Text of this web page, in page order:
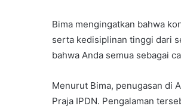
Bima mengingatkan bahwa
serta kedisiplinan tinggi dari
bahwa Anda semua sebagai
Menurut Bima, penugasan di
Praja IPDN. Pengalaman